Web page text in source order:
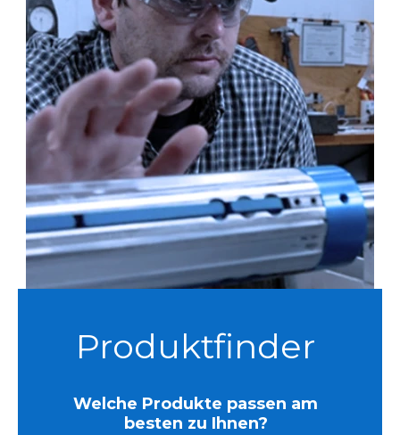
Produktfinder
Welche Produkte passen am
besten zu Ihnen?